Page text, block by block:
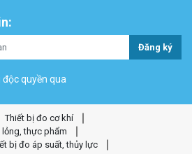
Đăng ký
quyền qua
Thiết bị đo cơ khí
thực phẩm
bị đo áp suất, thủy lực